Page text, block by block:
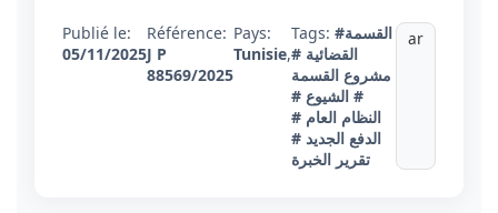
Publié le:
05/11/2025
Référence:
J P
88569/2025
Pays:
Tunisie,
Tags: #القسمة
القضائية #
مشروع القسمة
# الشيوع #
النظام العام #
الدفع الجديد #
تقرير الخبرة
ar